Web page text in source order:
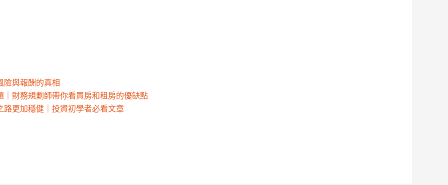
險與報酬的真相
財務規劃師帶你看買房和租房的優缺點
更加穩健｜投資初學者必看文章